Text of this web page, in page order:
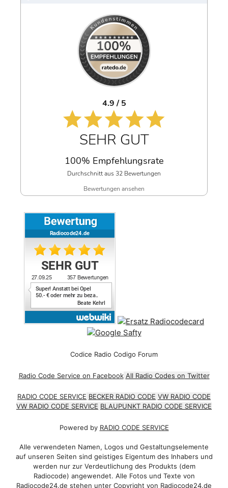
4.9 / 5
SEHR GUT
100% Empfehlungsrate
Durchschnitt aus 32 Bewertungen
Bewertungen ansehen
Codice Radio Codigo Forum
Radio Code Service on Facebook All Radio Codes on Twitter
RADIO CODE SERVICE BECKER RADIO CODE VW RADIO CODE
VW RADIO CODE SERVICE BLAUPUNKT RADIO CODE SERVICE
Powered by RADIO CODE SERVICE
Alle verwendeten Namen, Logos und Gestaltungselemente
auf unseren Seiten sind geistiges Eigentum des Inhabers und
werden nur zur Verdeutlichung des Produkts (dem
Radiocode) angewendet. Alle Fotos und Texte von
Radiocode24.de stehen unter Copyright von Radiocode24.de